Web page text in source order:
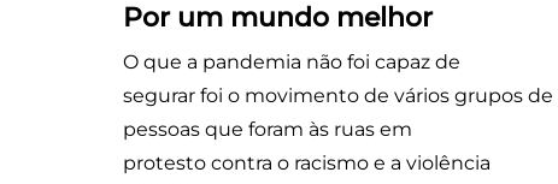
Por um mundo melhor
O que a pandemia não foi capaz de
segurar foi o movimento de vários grupos de
pessoas que foram às ruas em
protesto contra o racismo e a violência